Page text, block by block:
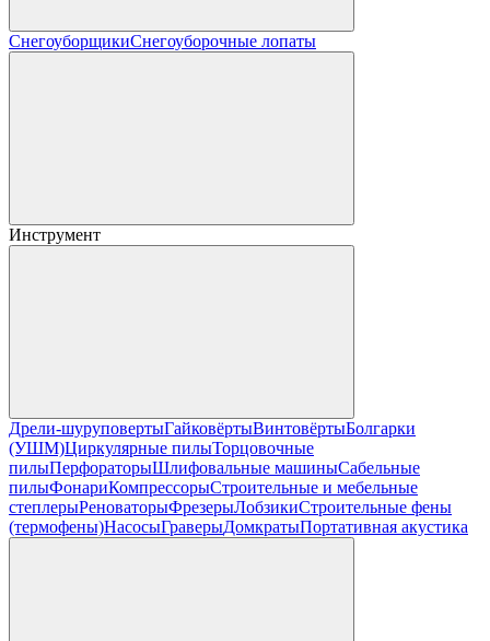
СнегоуборщикиСнегоуборочные лопаты
Инструмент
Дрели-шуруповертыГайковёртыВинтовёртыБолгарки
(УШМ)Циркулярные пилыТорцовочные
пилыПерфораторыШлифовальные машиныСабельные
пилыФонариКомпрессорыСтроительные и мебельные
степлерыРеноваторыФрезерыЛобзикиСтроительные фены
(термофены)НасосыГраверыДомкратыПортативная акустика